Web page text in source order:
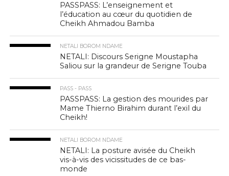
PASSPASS: L’enseignement et
l’éducation au cœur du quotidien de
Cheikh Ahmadou Bamba
NETALI BOROM NDAME
NETALI: Discours Serigne Moustapha
Saliou sur la grandeur de Serigne Touba
PASS - PASS
PASSPASS: La gestion des mourides par
Mame Thierno Birahim durant l’exil du
Cheikh!
NETALI BOROM NDAME
NETALI: La posture avisée du Cheikh
vis-à-vis des vicissitudes de ce bas-
monde